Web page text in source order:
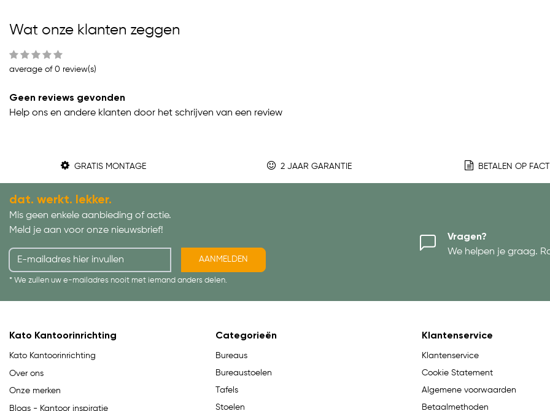
Wat onze klanten zeggen
average of 0 review(s)
Geen reviews gevonden
Help ons en andere klanten door het schrijven van een review
GRATIS MONTAGE 2 JAAR GARANTIE BETALEN OP
dat. werkt. lekker.
Mis geen enkele aanbieding of actie.
Meld je aan voor onze nieuwsbrief!
AANMELDEN
* We zullen uw e-mailadres nooit met iemand anders delen.
Vragen?
We helpen je graag.
Kato Kantoorinrichting
Kato Kantoorinrichting
Over ons
Onze merken
Blogs - Kantoor inspiratie
Categorieën
Bureaus
Bureaustoelen
Tafels
Stoelen
Klantenservice
Klantenservice
Cookie Statement
Algemene voorwaarden
Betaalmethoden